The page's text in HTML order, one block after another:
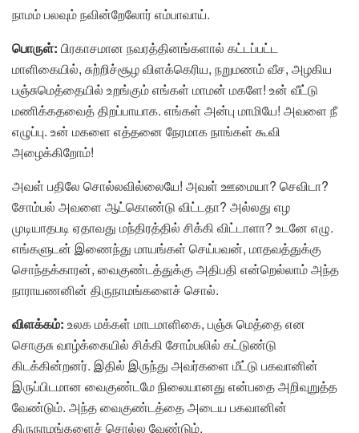
நாமம் பலவும் நவின்றேலோர் எம்பாவாய்.
பொருள்: பிரகாசமான நவரத்தினங்களால் கட்டப்பட்ட
மாளிகையில், சுற்றிச்சூழ விளக்கெரிய, நறுமணம் வீச, அழகிய
பஞ்சுமெத்தையில் உறங்கும் எங்கள் மாமன் மகளே! உன் வீட்டு
மணிக்கதவைத் திறப்பாயாக. எங்கள் அன்பு மாமியே! அவளை நீ
எழுப்பு. உன் மகளை எத்தனை நேரமாக நாங்கள் கூவி
அழைக்கிறோம்!
அவள் பதிலே சொல்லவில்லையே! அவள் ஊமையா? செவிடா?
சோம்பல் அவளை ஆட்கொண்டு விட்டதா? அல்லது எழ
முடியாதபடி ஏதாவது மந்திரத்தில் சிக்கி விட்டாளா? உடனே எழு.
எங்களுடன் இணைந்து மாயங்கள் செய்பவன், மாதவத்துக்கு
சொந்தக்காரன், வைகுண்டத்துக்கு அதிபதி என்றெல்லாம் அந்த
நாராயணனின் திருநாமங்களைச் சொல்.
விளக்கம்: உலக மக்கள் மாடமாளிகை, பஞ்சு மெத்தை என
சொகுசு வாழ்க்கையில் சிக்கி சோம்பலில் கட்டுண்டு
கிடக்கின்றனர். இதில் இருந்து அவர்களை மீட்டு பகவானின்
இருப்பிடமான வைகுண்டமே நிலையானது என்பதை அறிவுறுத்த
வேண்டும். அந்த வைகுண்டத்தை அடைய பகவானின்
திருநாமங்களைச் சொல்ல வேண்டும்.